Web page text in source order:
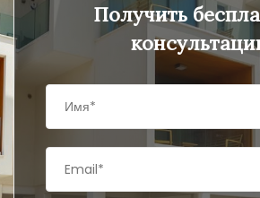
Получить